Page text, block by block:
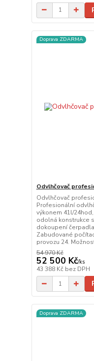
Doprava ZDARMA
Odvlhčovač
Odvlhčovač
Profesionální
výkonem 41l/
odolná konstrukce
dokoupení
Zabudované
provozu 24.
54 970 Kč
52 500 Kč/ks
43 388 Kč bez DPH
Doprava ZDARMA